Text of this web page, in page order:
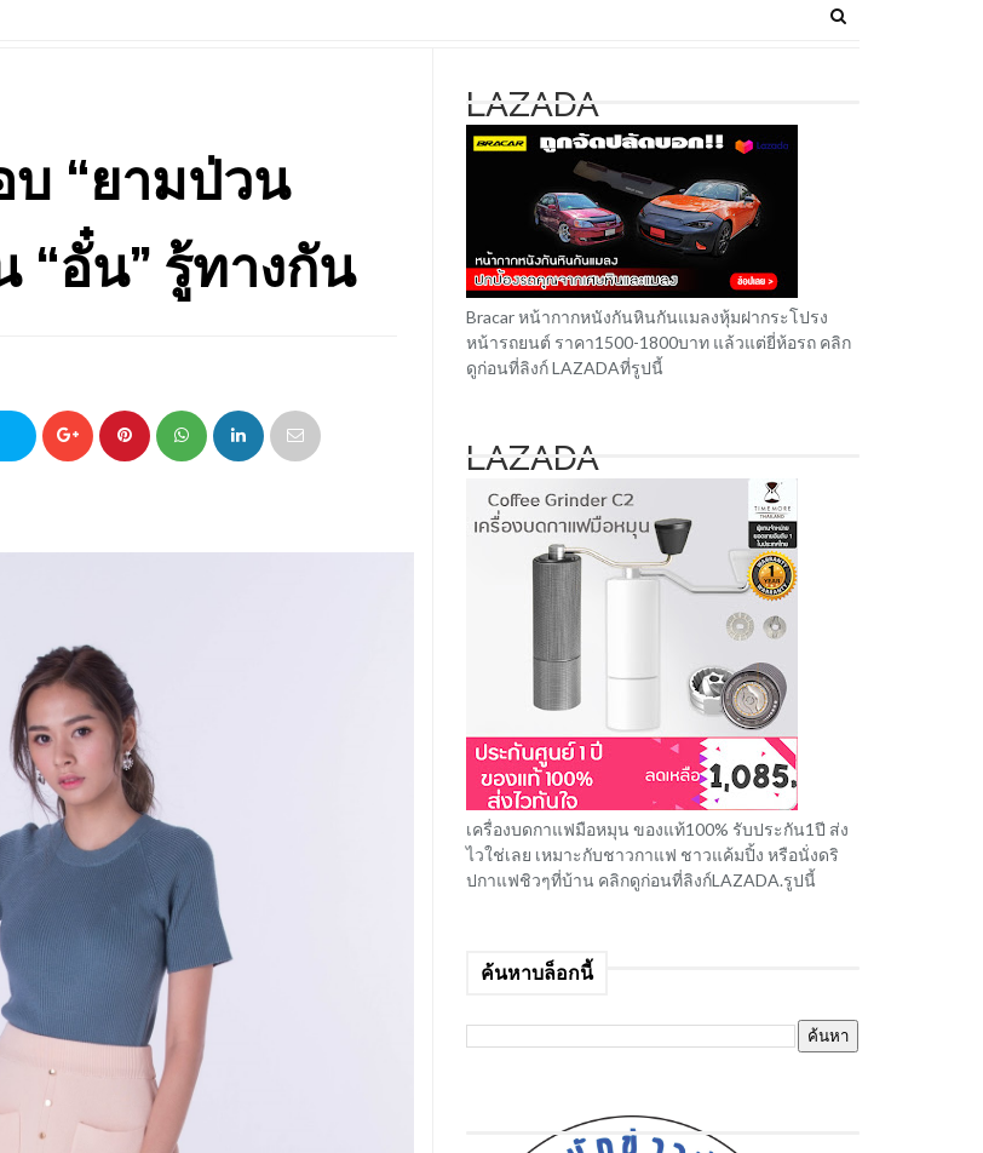
“ยามป่วน
“อั๋น” รู้ทางกัน
LAZADA
Bracar หน้ากากหนังกันหินกันแมลงหุ้มฝากระโปรง
หน้ารถยนต์ ราคา1500-1800บาท แล้วแต่ยี่ห้อรถ คลิก
ดูก่อนที่ลิงก์ LAZADAที่รูปนี้
LAZADA
เครื่องบดกาแฟมือหมุน ของแท้100% รับประกัน1ปี ส่ง
ไวใช่เลย เหมาะกับชาวกาแฟ ชาวแค้มปิ้ง หรือนั่งดริ
ปกาแฟชิวๆที่บ้าน คลิกดูก่อนที่ลิงก์LAZADA.รูปนี้
ค้นหาบล็อกนี้